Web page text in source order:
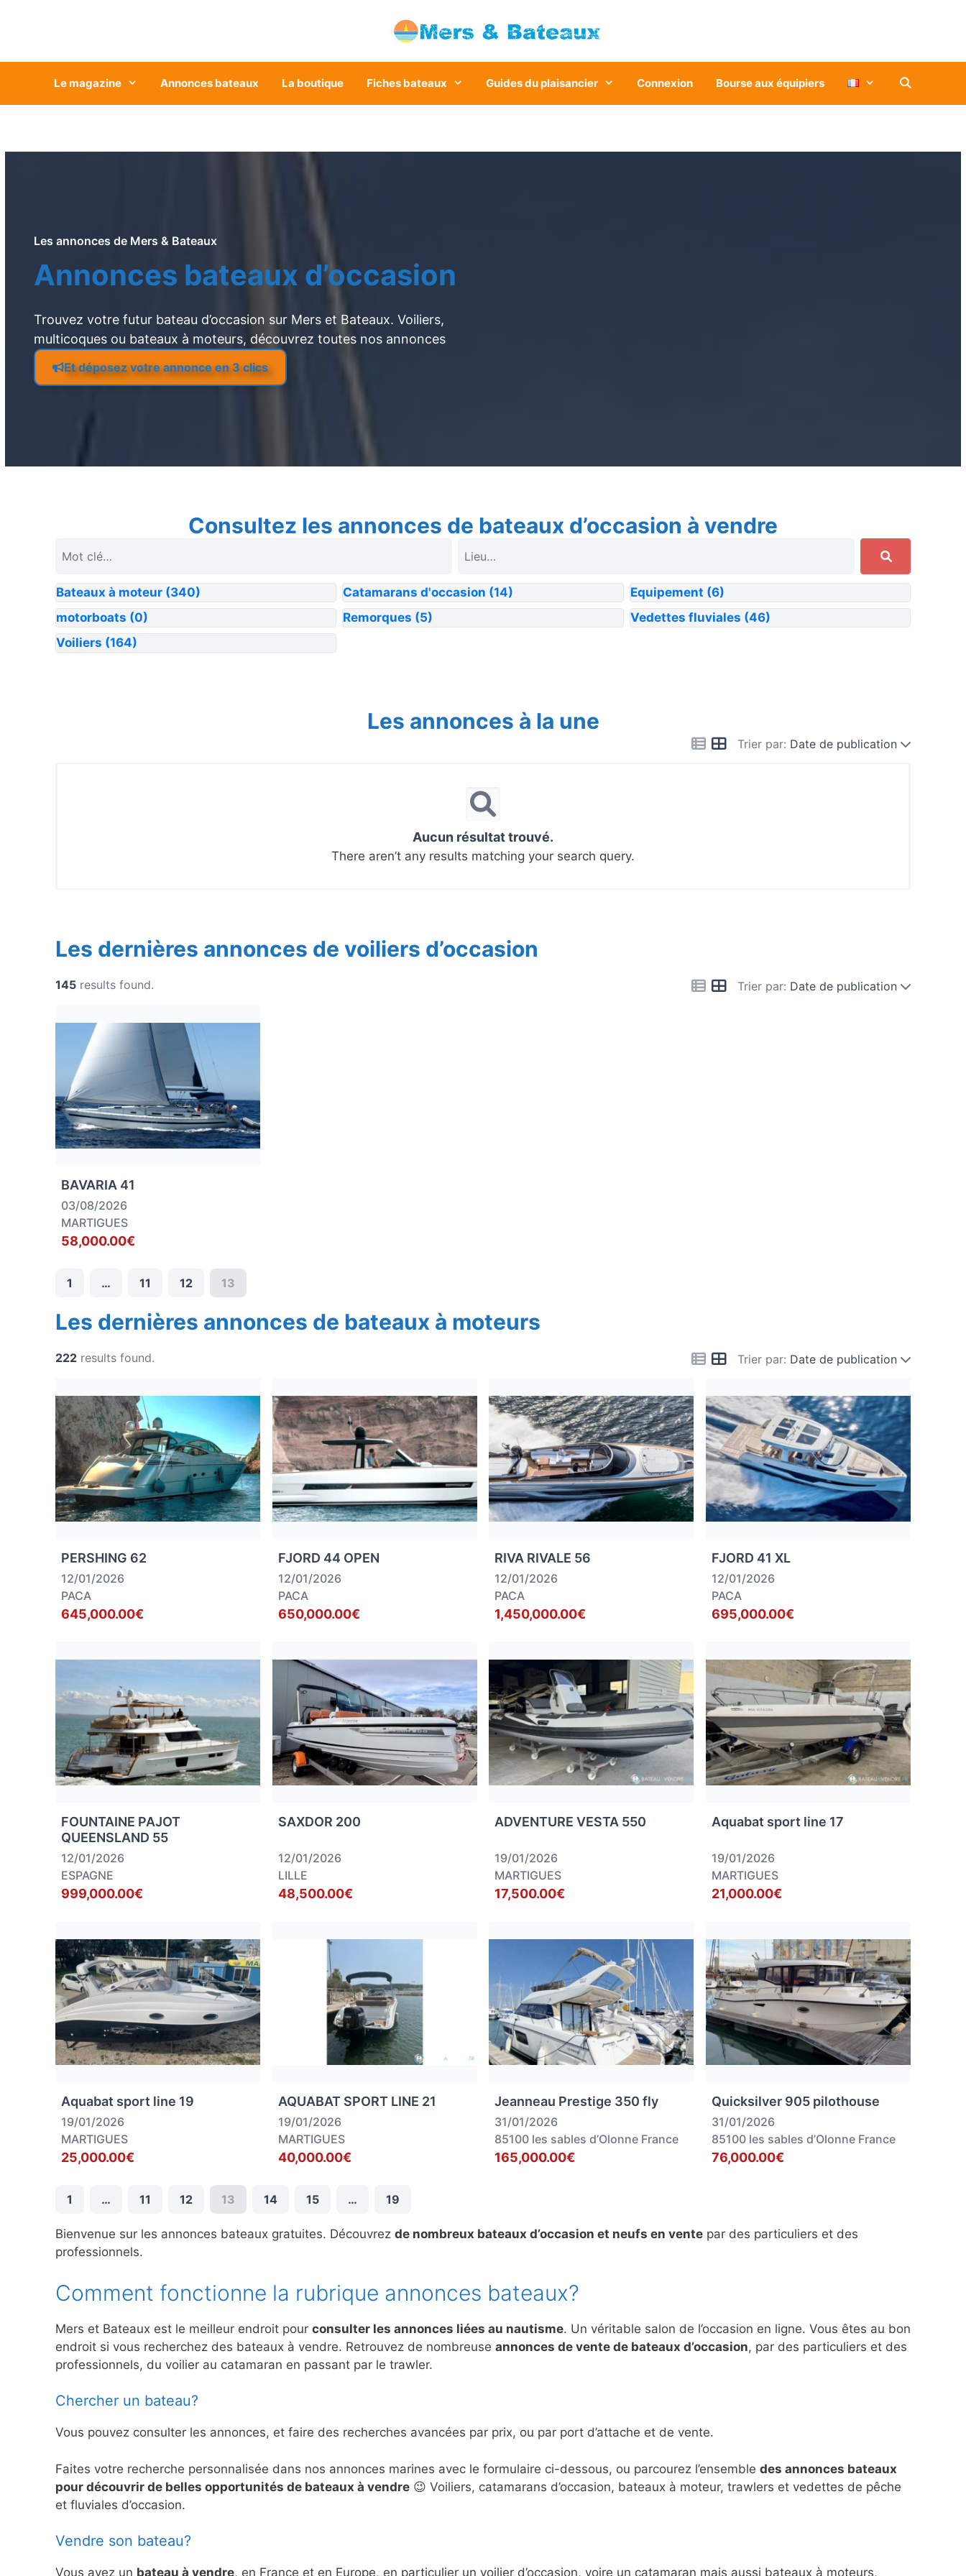
Le magazine Annonces bateaux La boutique Fiches bateaux Guides du plaisancier Connexion Bourse aux équipiers
Les annonces de Mers & Bateaux
Annonces bateaux d’occasion
Trouvez votre futur bateau d’occasion sur Mers et Bateaux. Voiliers,
multicoques ou bateaux à moteurs, découvrez toutes nos annonces
Et déposez votre annonce en 3 clics
Consultez les annonces de bateaux d’occasion à vendre
Bateaux à moteur (340) Catamarans d'occasion (14) Equipement (6)
motorboats (0) Remorques (5) Vedettes fluviales (46)
Voiliers (164)
Les annonces à la une
Trier par: Date de publication
Aucun résultat trouvé.
There aren’t any results matching your search query.
Les dernières annonces de voiliers d’occasion
Trier par: Date de publication
145 results found.
BAVARIA 41
03/08/2026
MARTIGUES
58,000.00€
1 … 11 12 13
Les dernières annonces de bateaux à moteurs
Trier par: Date de publication
222 results found.
PERSHING 62
12/01/2026
PACA
645,000.00€
FJORD 44 OPEN
12/01/2026
PACA
650,000.00€
RIVA RIVALE 56
12/01/2026
PACA
1,450,000.00€
FJORD 41 XL
12/01/2026
PACA
695,000.00€
FOUNTAINE PAJOT
QUEENSLAND 55
12/01/2026
ESPAGNE
999,000.00€
SAXDOR 200
12/01/2026
LILLE
48,500.00€
ADVENTURE VESTA 550
19/01/2026
MARTIGUES
17,500.00€
Aquabat sport line 17
19/01/2026
MARTIGUES
21,000.00€
Aquabat sport line 19
19/01/2026
MARTIGUES
25,000.00€
AQUABAT SPORT LINE 21
19/01/2026
MARTIGUES
40,000.00€
Jeanneau Prestige 350 fly
31/01/2026
85100 les sables d’Olonne France
165,000.00€
Quicksilver 905 pilothouse
31/01/2026
85100 les sables d’Olonne France
76,000.00€
1 … 11 12 13 14 15 … 19
Bienvenue sur les annonces bateaux gratuites. Découvrez de nombreux bateaux d’occasion et neufs en vente par des particuliers et des
professionnels.
Comment fonctionne la rubrique annonces bateaux?
Mers et Bateaux est le meilleur endroit pour consulter les annonces liées au nautisme. Un véritable salon de l’occasion en ligne. Vous êtes au bon
endroit si vous recherchez des bateaux à vendre. Retrouvez de nombreuse annonces de vente de bateaux d’occasion, par des particuliers et des
professionnels, du voilier au catamaran en passant par le trawler.
Chercher un bateau?
Vous pouvez consulter les annonces, et faire des recherches avancées par prix, ou par port d’attache et de vente.
Faites votre recherche personnalisée dans nos annonces marines avec le formulaire ci-dessous, ou parcourez l’ensemble des annonces bateaux
pour découvrir de belles opportunités de bateaux à vendre 😉 Voiliers, catamarans d’occasion, bateaux à moteur, trawlers et vedettes de pêche
et fluviales d’occasion.
Vendre son bateau?
Vous avez un bateau à vendre, en France et en Europe, en particulier un voilier d’occasion, voire un catamaran mais aussi bateaux à moteurs,